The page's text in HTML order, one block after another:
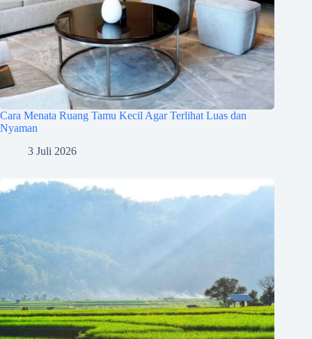
Cara Menata Ruang Tamu Kecil Agar Terlihat Luas dan
Nyaman
3 Juli 2026